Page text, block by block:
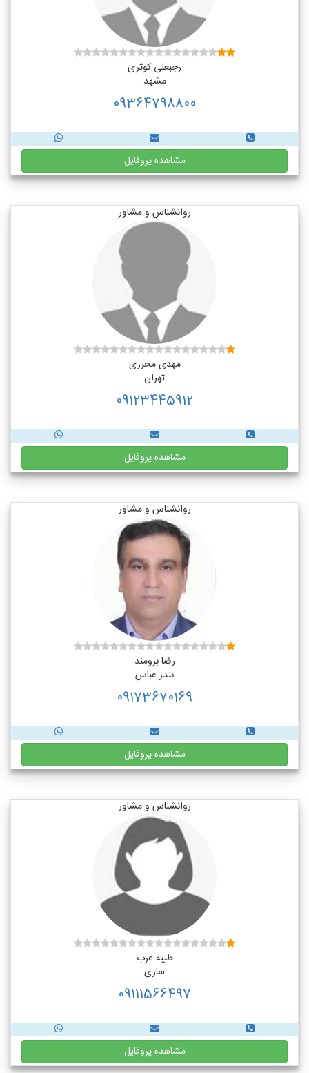
رجبعلی کوثری
مشهد
09364798800
مشاهده پروفایل
روانشناس و مشاور
مهدی محرری
تهران
09123445912
مشاهده پروفایل
روانشناس و مشاور
رضا برومند
بندر عباس
09173670169
مشاهده پروفایل
روانشناس و مشاور
طیبه عرب
ساری
09111566497
مشاهده پروفایل